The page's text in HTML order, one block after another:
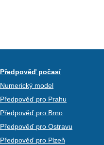
Předpověď počasí
Numerický model
Předpověď pro Prahu
Předpověď pro Brno
Předpověď pro Ostravu
Předpověď pro Plzeň